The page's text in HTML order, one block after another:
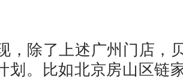
除了上述广州门店，
划。比如北京房山区链